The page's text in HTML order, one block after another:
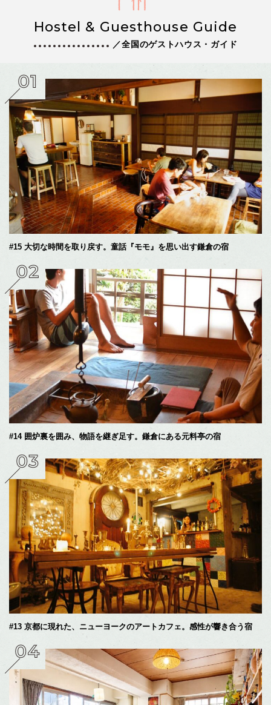
Hostel & Guesthouse Guide
／全国のゲストハウス・ガイド
#15 大切な時間を取り戻す。童話『モモ』を思い出す鎌倉の宿
#14 囲炉裏を囲み、物語を継ぎ足す。鎌倉にある元料亭の宿
#13 京都に現れた、ニューヨークのアートカフェ。感性が響き合う宿